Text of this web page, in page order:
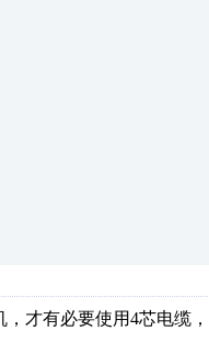
才有必要使用4芯电缆